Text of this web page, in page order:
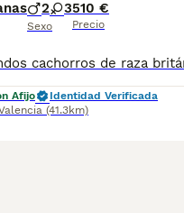
al aire libre. Su
esperanza de vida de
2 3
Sexo
510 €
Precio
Afijo
Identidad Verificada
(41.3km)